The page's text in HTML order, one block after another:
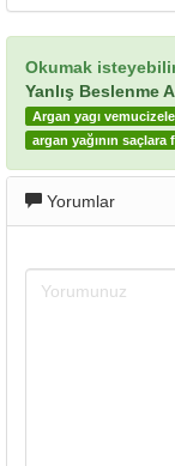
Okumak
Yanlış Beslenme
Argan yagı
argan yağının saçlara
Yorumlar